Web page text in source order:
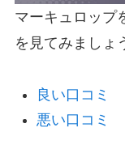
マーキュロップ
を見てみましょ
良い口コミ
悪い口コミ